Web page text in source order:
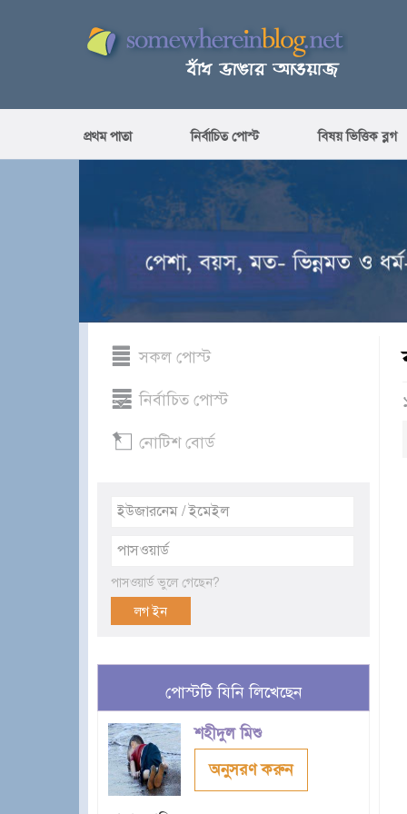
প্রথম পাতা নির্বাচিত পোস্ট বিষয় ভিত্তিক ব্লগ
সকল পোস্ট
নির্বাচিত পোস্ট
নোটিশ বোর্ড
পাসওয়ার্ড ভুলে গেছেন?
পোস্টটি যিনি লিখেছেন
শহীদুল মিশু
অনুসরণ করুন